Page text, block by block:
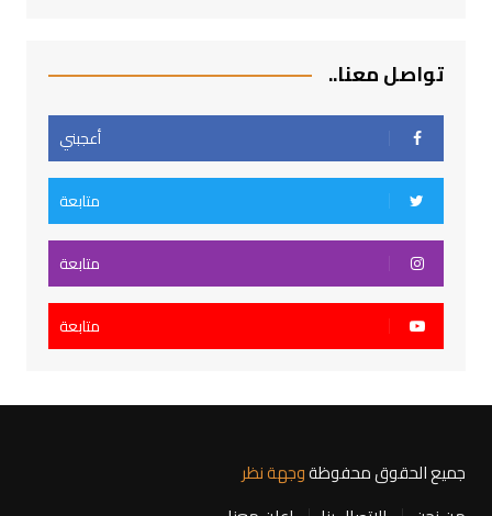
تواصل معنا..
أعجبني
متابعة
متابعة
متابعة
جميع الحقوق محفوظةوجهة نظر